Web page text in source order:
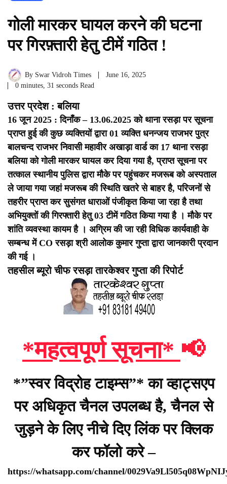
गोली मारकर घायल करने की घटना
पर गिरफ़्तारी हेतु टीमें गठित !
By Swar Vidroh Times
June 16, 2025
0 minutes, 31 seconds Read
उत्तर प्रदेश : बलिया
16 जून 2025 : दिनाँक – 13.06.2025 को थाना रसड़ा पर सूचना
प्राप्त हुई की कुछ व्यक्तियों द्वारा 01 व्यक्ति धनन्जय राजभर पुत्र
बालचन्द राजभर निवासी महावीर अखाड़ा वार्ड का 17 थाना रसड़ा
बलिया को गोली मारकर घायल कर दिया गया है, प्राप्त सूचना पर
तत्काल स्थानीय पुलिस द्वारा मौके पर पहुंचकर मजरूब को अस्पताल
ले जाया गया जहां मजरूब की स्थिति खतरे से बाहर है, परिजनों से
तहरीर प्राप्त कर सुसंगत धाराओं पंजीकृत किया जा रहा है तथा
अभियुक्तों की गिरफ्तारी हेतु 03 टीमें गठित किया गया है । मौके पर
शांति व्यवस्था कायम है । अग्रिम की जा रही विधिक कार्यवाही के
सम्बन्ध में CO रसड़ा श्री आलोक कुमार गुप्ता द्वारा जानकारी प्रदान
की गई ।
तहसील ब्यूरो चीफ रसड़ा तारकेश्वर गुप्ता की रिपोर्ट
*महत्वपूर्ण सूचना* 📢
*”स्वर विद्रोह टाइम्स”* का व्हाट्सएप
पर अधिकृत चैनल उपलब्ध है, चैनल से
जुड़ने के लिए नीचे दिए लिंक पर क्लिक
कर फॉलो करे –
https://whatsapp.com/channel/